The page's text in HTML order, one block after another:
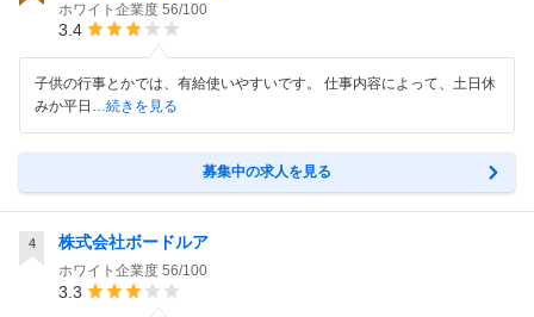
ホワイト企業度 56/100
3.4
子供の行事とかでは、有給使いやすいです。 仕事内容によって、土日休
みか平日 …続きを見る
募集中の求人を見る
4 株式会社ボードルア
ホワイト企業度 56/100
3.3